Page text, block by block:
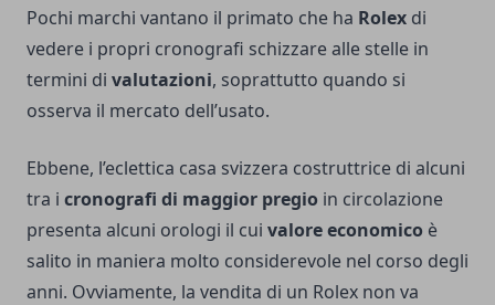
Pochi marchi vantano il primato che ha Rolex di
vedere i propri cronografi schizzare alle stelle in
termini di valutazioni, soprattutto quando si
osserva il mercato dell’usato.
Ebbene, l’eclettica casa svizzera costruttrice di alcuni
tra i cronografi di maggior pregio in circolazione
presenta alcuni orologi il cui valore economico è
salito in maniera molto considerevole nel corso degli
anni. Ovviamente, la vendita di un Rolex non va